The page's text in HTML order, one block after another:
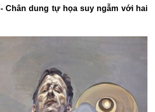
- Chân dung tự họa suy ngẫm với hai